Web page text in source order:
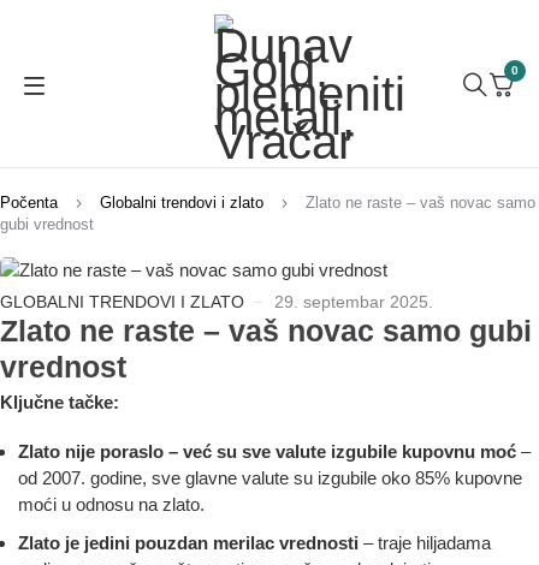
0
Počenta Globalni trendovi i zlato
Zlato ne raste – vaš novac samo
gubi vrednost
GLOBALNI TRENDOVI I ZLATO 29. septembar 2025.
Zlato ne raste – vaš novac samo gubi
vrednost
Ključne tačke:
Zlato nije poraslo – već su sve valute izgubile kupovnu moć –
od 2007. godine, sve glavne valute su izgubile oko 85% kupovne
moći u odnosu na zlato.
Zlato je jedini pouzdan merilac vrednosti – traje hiljadama